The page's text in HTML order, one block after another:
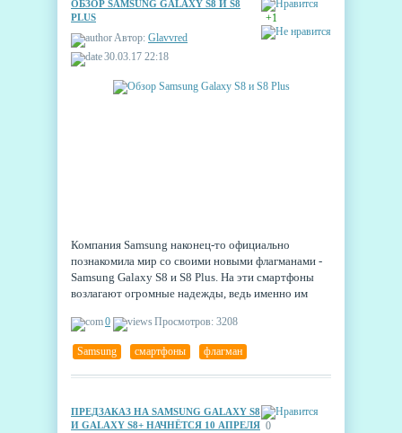
+1
ОБЗОР SAMSUNG GALAXY S8 И S8
PLUS
Автор: Glavvred
30.03.17 22:18
Компания Samsung наконец-то официально
познакомила мир со своими новыми флагманами -
Samsung Galaxy S8 и S8 Plus. На эти смартфоны
возлагают огромные надежды, ведь именно им
производителя из проблем, связанных с
прошлогодним выходом Galaxy Note 7. И у них
хороший потенциал.
0 Просмотров: 3208
Samsung смартфоны флагман
0
ПРЕДЗАКАЗ НА SAMSUNG GALAXY S8
И GALAXY S8+ НАЧНЁТСЯ 10 АПРЕЛЯ